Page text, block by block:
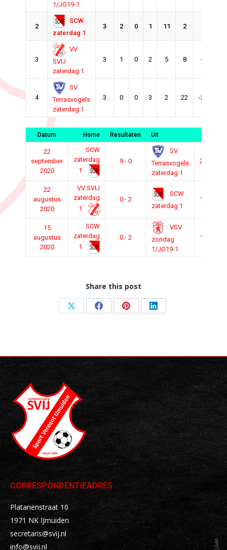
1/JO19-1
2
SCW
zaterdag 1
3 2 0 1 11 2
3
VV
SVIJ
zaterdag 1
3 1 0 2 5 8 -3
4
SV
Terrasvogels
zaterdag 1
3 0 0 3 2 22 -20
Datum Home Resultaten Uit
22
september
2020
SCW
zaterdag
1
9 - 0
SV
Terrasvogels
zaterdag 1
20:00
22
augustus
2020
VV SVIJ
zaterdag
1
0 - 2
SCW
zaterdag 1
14:00
15
augustus
2020
SCW
zaterdag
1
0 - 2
VSV
zondag
1/JO19-1
14:00
Share this post
Deel
Deel
Deel
Deel
CORRESPONDENTIEADRES
Platanenstraat 10
1971 NK IJmuiden
secretaris@svij.nl
info@svij.nl